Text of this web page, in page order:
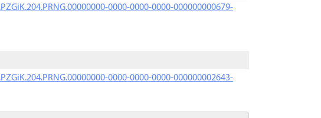
0000-0000-0000-000000000679-
0000-0000-0000-000000002643-